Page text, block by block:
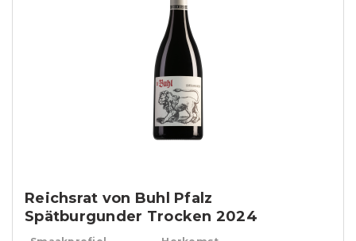
Reichsrat von Buhl Pfalz
Spätburgunder Trocken 2024